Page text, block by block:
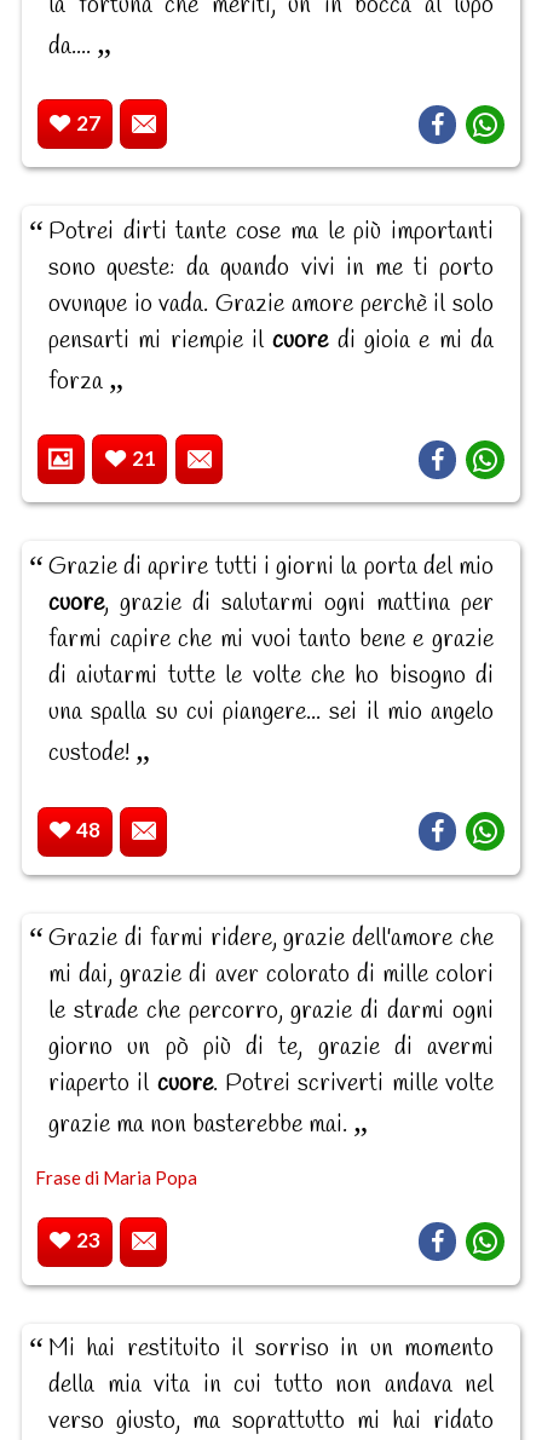
da....
27
Potrei dirti tante cose ma le più importanti
sono queste: da quando vivi in me ti porto
ovunque io vada. Grazie amore perchè il solo
pensarti mi riempie ilcuoredi gioia e mi da
forza
21
Grazie di aprire tutti i giorni la porta del mio
cuore, grazie di salutarmi ogni mattina per
farmi capire che mi vuoi tanto bene e grazie
di aiutarmi tutte le volte che ho bisogno di
una spalla su cui piangere... sei il mio angelo
custode!
48
Grazie di farmi ridere, grazie dell'amore che
mi dai, grazie di aver colorato di mille colori
le strade che percorro, grazie di darmi ogni
giorno un pò più di te, grazie di avermi
riaperto il cuore. Potrei scriverti mille volte
grazie ma non basterebbe mai.
Frase di Maria Popa
23
Mi hai restituito il sorriso in un momento
della mia vita in cui tutto non andava nel
verso giusto, ma soprattutto mi hai ridato